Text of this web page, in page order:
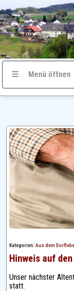
☰ Menü öffnen
Kategorien: Aus dem
Hinweis auf
Unser nächster
statt.